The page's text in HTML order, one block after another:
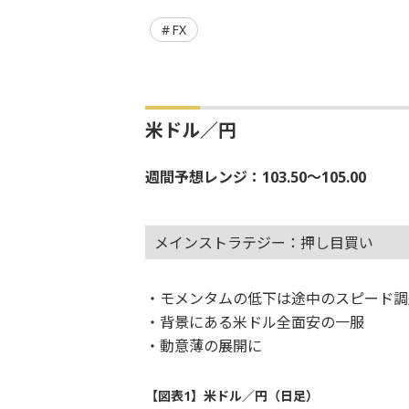
FX
米ドル／円
週間予想レンジ：103.50～105.00
メインストラテジー：押し目買い
・モメンタムの低下は途中のスピード
・背景にある米ドル全面安の一服
・動意薄の展開に
【図表1】米ドル／円（日足）